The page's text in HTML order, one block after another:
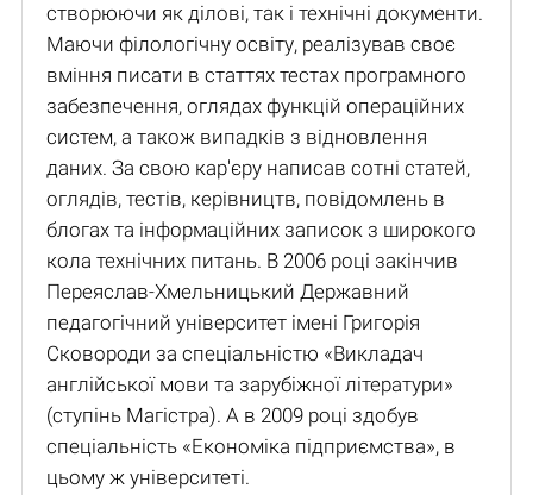
створюючи як ділові, так і технічні документи.
Маючи філологічну освіту, реалізував своє
вміння писати в статтях тестах програмного
забезпечення, оглядах функцій операційних
систем, а також випадків з відновлення
даних. За свою кар'єру написав сотні статей,
оглядів, тестів, керівництв, повідомлень в
блогах та інформаційних записок з широкого
кола технічних питань. В 2006 році закінчив
Переяслав-Хмельницький Державний
педагогічний університет імені Григорія
Сковороди за спеціальністю «Викладач
англійської мови та зарубіжної літератури»
(ступінь Магістра). А в 2009 році здобув
спеціальність «Економіка підприємства», в
цьому ж університеті.